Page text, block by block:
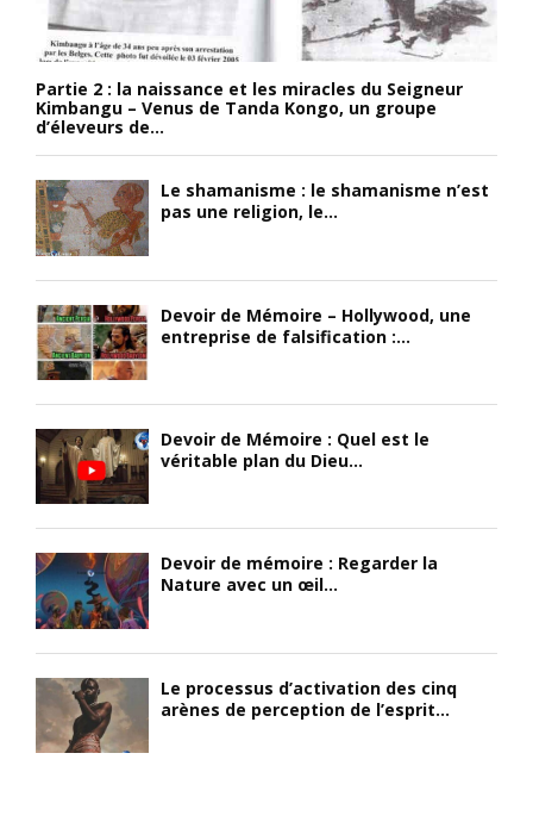
Partie 2 : la naissance et les miracles du Seigneur
Kimbangu – Venus de Tanda Kongo, un groupe
d’éleveurs de...
Le shamanisme : le shamanisme n’est
pas une religion, le...
Devoir de Mémoire – Hollywood, une
entreprise de falsification :...
Devoir de Mémoire : Quel est le
véritable plan du Dieu...
Devoir de mémoire : Regarder la
Nature avec un œil...
Le processus d’activation des cinq
arènes de perception de l’esprit...